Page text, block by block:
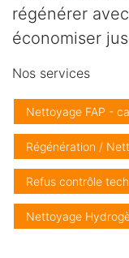
régénérer
économiser
Nos services
Nettoyage FAP -
Régénération /
Refus contrôle
Nettoyage